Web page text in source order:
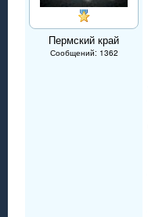
Пермский край
Сообщений: 1362